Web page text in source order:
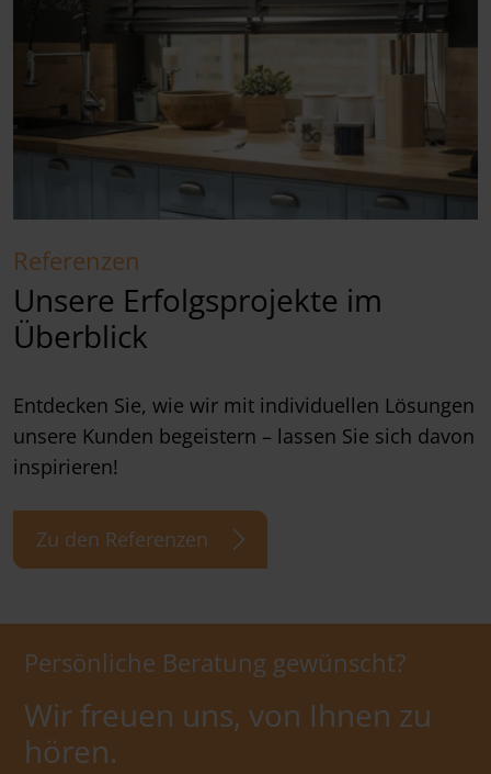
Referenzen
Unsere Erfolgsprojekte im
Überblick
Entdecken Sie, wie wir mit individuellen Lösungen
unsere Kunden begeistern – lassen Sie sich davon
inspirieren!
Zu den Referenzen
Persönliche Beratung gewünscht?
Wir freuen uns, von Ihnen zu
hören.